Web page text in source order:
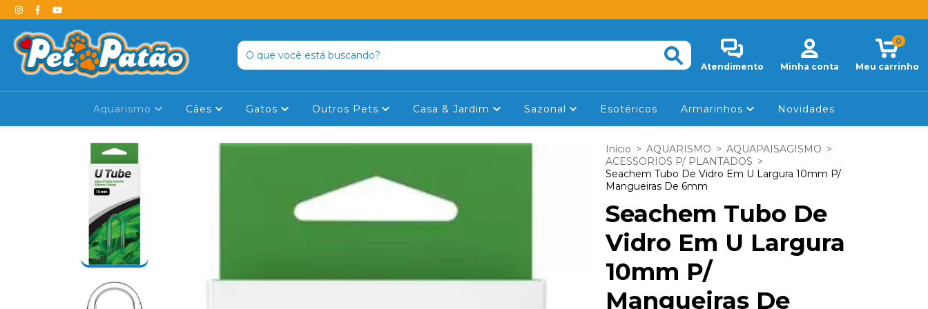
Atendimento Minha conta Meu carrinho
0
Aquarismo Cães Gatos Outros Pets Casa & Jardim Sazonal Esotéricos Armarinhos Novidades
Início > AQUARISMO > AQUAPAISAGISMO >
ACESSORIOS P/ PLANTADOS >
Seachem Tubo De Vidro Em U Largura 10mm P/
Mangueiras De 6mm
Seachem Tubo De
Vidro Em U Largura
10mm P/
Mangueiras De